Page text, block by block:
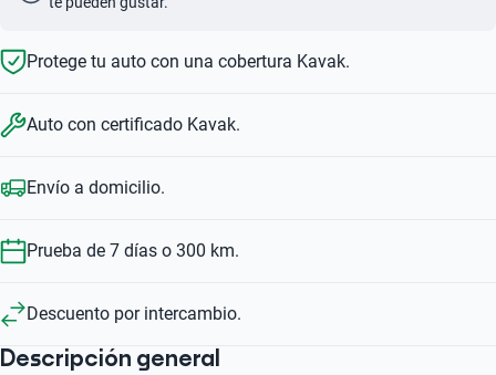
Protege tu auto con una cobertura Kavak.
Auto con certificado Kavak.
Envío a domicilio.
Prueba de 7 días o 300 km.
Descuento por intercambio.
Descripción general